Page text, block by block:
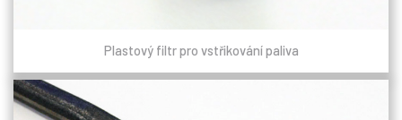
Plastový filtr pro vstřikování paliva